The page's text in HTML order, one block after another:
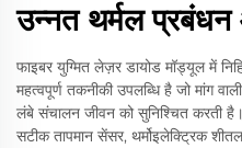
उन्नत थर्मल
फाइबर युग्मित लेज़र डायोड मॉड्यूल में
महत्वपूर्ण तकनीकी उपलब्धि है जो मांग
लंबे संचालन जीवन को सुनिश्चित करती
सटीक तापमान सेंसर, थर्मोइलेक्ट्रिक